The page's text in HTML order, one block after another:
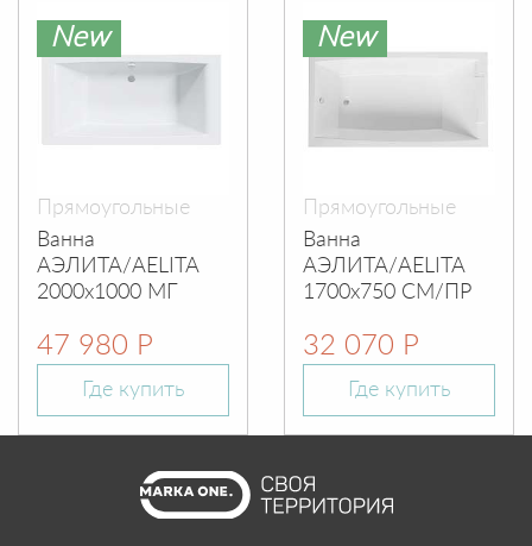
New
Прямоугольные
Ванна
АЭЛИТА/AELITA
2000х1000 МГ
47 980 Р
Где купить
New
Прямоугольные
Ванна
АЭЛИТА/AELITA
1700х750 СМ/ПР
32 070 Р
Где купить